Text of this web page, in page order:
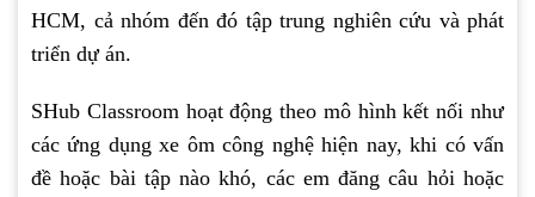
HCM, cả nhóm đến đó tập trung nghiên cứu và phát
triển dự án.
SHub Classroom hoạt động theo mô hình kết nối như
các ứng dụng xe ôm công nghệ hiện nay, khi có vấn
đề hoặc bài tập nào khó, các em đăng câu hỏi hoặc